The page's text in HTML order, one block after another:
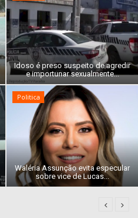
Idoso é preso suspeito de agredir
e importunar sexualmente...
Politica
Waléria Assunção evita especular
sobre vice de Lucas...